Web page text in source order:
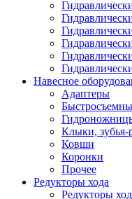
Навесное
Адаптеры
Клыки,
Ковши
Коронки
Прочее
Редукторы хода
Редукторы